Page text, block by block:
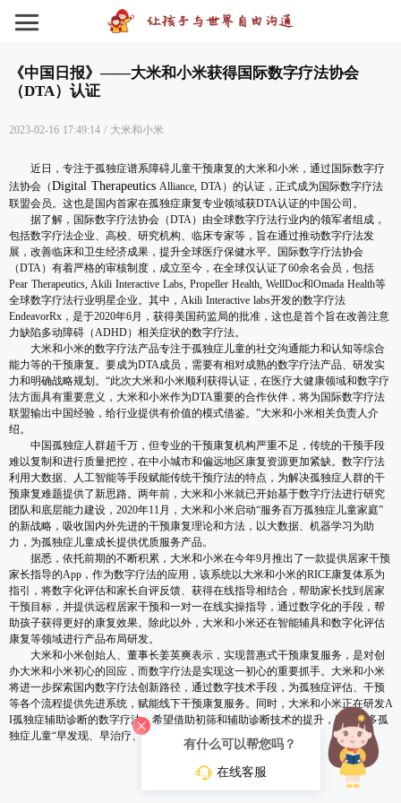
《中国日报》——大米和小米获得国际数字疗法协会
（DTA）认证
2023-02-16 17:49:14 / 大米和小米
近日，专注于孤独症谱系障碍儿童干预康复的大米和小米，通过国际数字疗
法协会（Digital Therapeutics Alliance, DTA）的认证，正式成为国际数字疗法
联盟会员。这也是国内首家在孤独症康复专业领域获DTA认证的中国公司。
据了解，国际数字疗法协会（DTA）由全球数字疗法行业内的领军者组成，
包括数字疗法企业、高校、研究机构、临床专家等，旨在通过推动数字疗法发
展，改善临床和卫生经济成果，提升全球医疗保健水平。国际数字疗法协会
（DTA）有着严格的审核制度，成立至今，在全球仅认证了60余名会员，包括
Pear Therapeutics, Akili Interactive Labs, Propeller Health, WellDoc和Omada Health等
全球数字疗法行业明星企业。其中，Akili Interactive labs开发的数字疗法
EndeavorRx，是于2020年6月，获得美国药监局的批准，这也是首个旨在改善注意
力缺陷多动障碍（ADHD）相关症状的数字疗法。
大米和小米的数字疗法产品专注于孤独症儿童的社交沟通能力和认知等综合
能力等的干预康复。要成为DTA成员，需要有相对成熟的数字疗法产品、研发实
力和明确战略规划。“此次大米和小米顺利获得认证，在医疗大健康领域和数字疗
法方面具有重要意义，大米和小米作为DTA重要的合作伙伴，将为国际数字疗法
联盟输出中国经验，给行业提供有价值的模式借鉴。”大米和小米相关负责人介
绍。
中国孤独症人群超千万，但专业的干预康复机构严重不足，传统的干预手段
难以复制和进行质量把控，在中小城市和偏远地区康复资源更加紧缺。数字疗法
利用大数据、人工智能等手段赋能传统干预疗法的特点，为解决孤独症人群的干
预康复难题提供了新思路。两年前，大米和小米就已开始基于数字疗法进行研究
团队和底层能力建设，2020年11月，大米和小米启动“服务百万孤独症儿童家庭”
的新战略，吸收国内外先进的干预康复理论和方法，以大数据、机器学习为助
力，为孤独症儿童成长提供优质服务产品。
据悉，依托前期的不断积累，大米和小米在今年9月推出了一款提供居家干预
家长指导的App，作为数字疗法的应用，该系统以大米和小米的RICE康复体系为
指引，将数字化评估和家长自评反馈、获得在线指导相结合，帮助家长找到居家
干预目标，并提供远程居家干预和一对一在线实操指导，通过数字化的手段，帮
助孩子获得更好的康复效果。除此以外，大米和小米还在智能辅具和数字化评估
康复等领域进行产品布局研发。
大米和小米创始人、董事长姜英爽表示，实现普惠式干预康复服务，是对创
办大米和小米初心的回应，而数字疗法是实现这一初心的重要抓手。大米和小米
将进一步探索国内数字疗法创新路径，通过数字技术手段，为孤独症评估、干预
等各个流程提供先进系统，赋能线下干预康复服务。同时，大米和小米正在研发A
I孤独症辅助诊断的数字疗法，希望借助初筛和辅助诊断技术的提升，帮助更多孤
独症儿童“早发现、早治疗、早康复”。
有什么可以帮您吗？
在线客服